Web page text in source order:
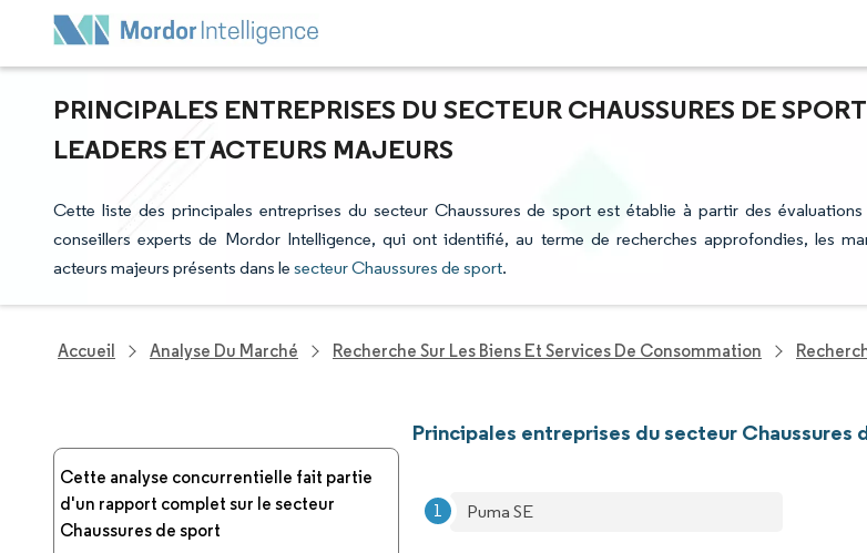
PRINCIPALES ENTREPRISES DU SECTEUR CHAUSSURES DE
LEADERS ET ACTEURS MAJEURS
Cette liste des principales entreprises du secteur Chaussures de sport est établie à partir des
conseillers experts de Mordor Intelligence, qui ont identifié, au terme de recherches approfondies, les
acteurs majeurs présents dans le secteur Chaussures de sport.
Accueil Analyse Du Marché Recherche Sur Les Biens Et Services De Consommation
Cette analyse concurrentielle fait partie
d'un rapport complet sur le secteur
Chaussures de sport
Principales entreprises du secteur Chaussures
Puma SE